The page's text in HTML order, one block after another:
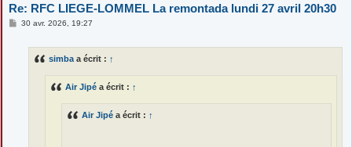
Re: RFC LIEGE-LOMMEL La remontada lundi 27 avril 20h30
M30 avr. 2026, 19:27
simba a écrit : ↑
Air Jipé a écrit : ↑
Air Jipé a écrit : ↑